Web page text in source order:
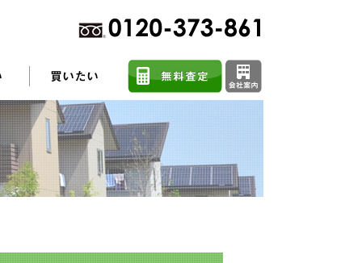
不動産売却に関するよくある質問
住まい探しのコツ